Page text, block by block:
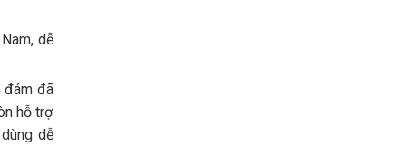
dễ
đám đã
hỗ trợ
dễ